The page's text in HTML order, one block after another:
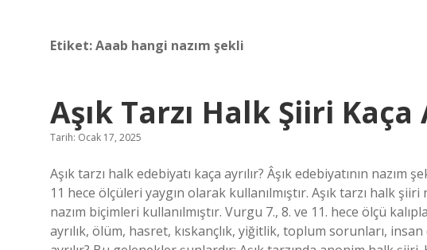
Etiket:Aaab hangi nazım şekli
Aşık Tarzı Halk Şiiri Kaça
Tarih: Ocak 17, 2025
Aşık tarzı halk edebiyatı kaça ayrılır? Âşık edebiyatının nazım
11 hece ölçüleri yaygın olarak kullanılmıştır. Aşık tarzı halk
nazım biçimleri kullanılmıştır. Vurgu 7., 8. ve 11. hece ölçü
ayrılık, ölüm, hasret, kıskançlık, yiğitlik, toplum sorunları,